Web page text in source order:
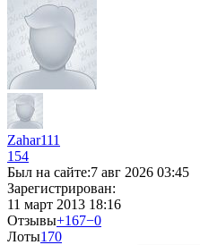
Zahar111
154
Был на сайте:7 авг 2026 03:45
Зарегистрирован:
11 март 2013 18:16
Отзывы+167−0
Лоты170